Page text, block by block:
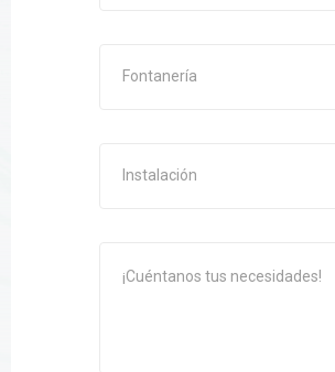
Fontanería
Instalación